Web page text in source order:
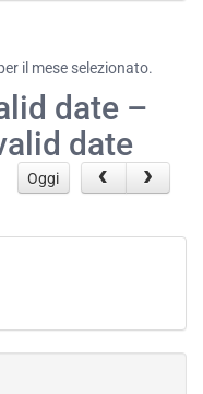
il mese selezionato.
date –
date
Oggi